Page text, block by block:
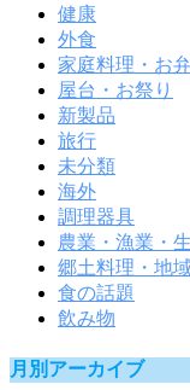
健康
外食
家庭料理・お
屋台・お祭り
新製品
旅行
未分類
海外
調理器具
農業・漁業・
郷土料理・地
食の話題
飲み物
月別アーカイブ